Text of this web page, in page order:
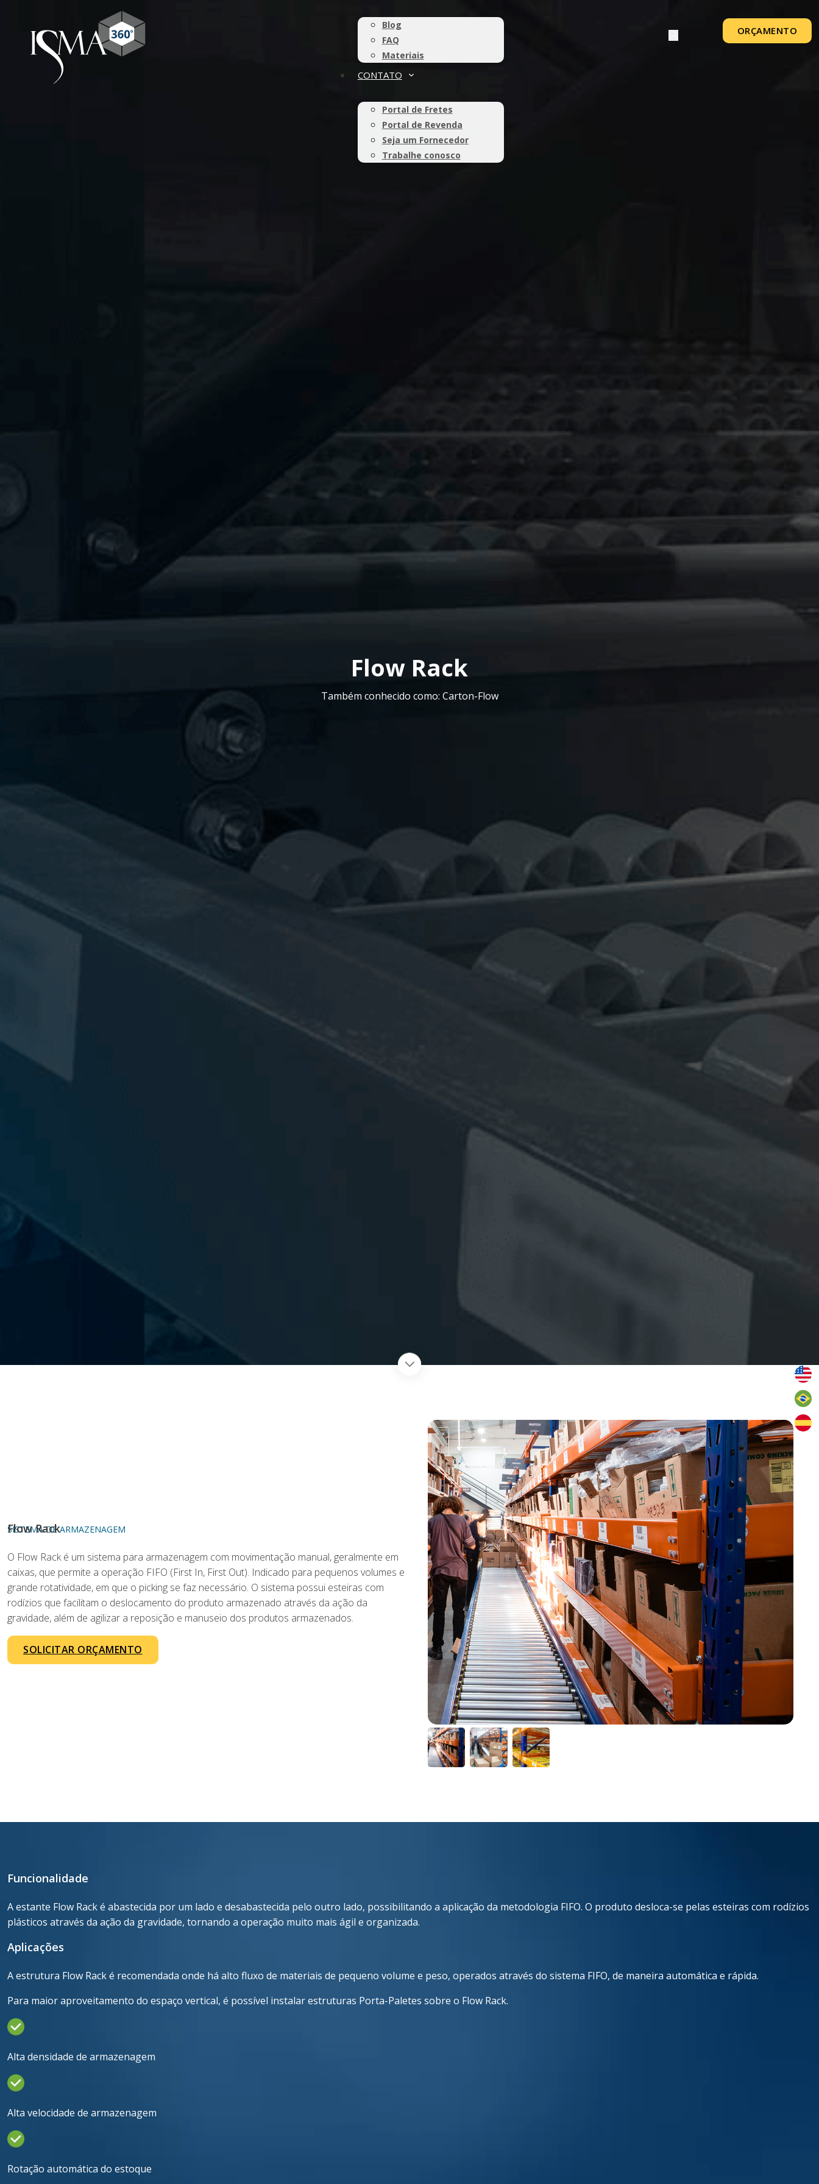
Blog
FAQ
Materiais
CONTATO
Portal de Fretes
Portal de Revenda
Seja um Fornecedor
Trabalhe conosco
ORÇAMENTO
Flow Rack
Também conhecido como: Carton-Flow
SISTEMA DE ARMAZENAGEM
Flow Rack
O Flow Rack é um sistema para armazenagem com movimentação manual, geralmente em
caixas, que permite a operação FIFO (First In, First Out). Indicado para pequenos volumes e
grande rotatividade, em que o picking se faz necessário. O sistema possui esteiras com
rodízios que facilitam o deslocamento do produto armazenado através da ação da
gravidade, além de agilizar a reposição e manuseio dos produtos armazenados.
SOLICITAR ORÇAMENTO
Funcionalidade
A estante Flow Rack é abastecida por um lado e desabastecida pelo outro lado, possibilitando a aplicação da metodologia FIFO. O produto desloca-se pelas esteiras com rodízios
plásticos através da ação da gravidade, tornando a operação muito mais ágil e organizada.
Aplicações
A estrutura Flow Rack é recomendada onde há alto fluxo de materiais de pequeno volume e peso, operados através do sistema FIFO, de maneira automática e rápida.
Para maior aproveitamento do espaço vertical, é possível instalar estruturas Porta-Paletes sobre o Flow Rack.
Alta densidade de armazenagem
Alta velocidade de armazenagem
Rotação automática do estoque